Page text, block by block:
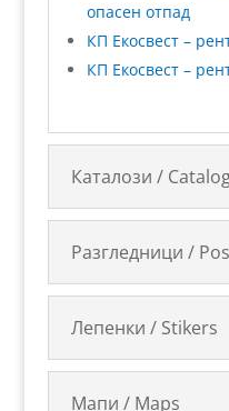
опасен отпад
КП Екосвест –
КП Екосвест –
Каталози /
Разгледници /
Лепенки / Stikers
Мапи / Maps